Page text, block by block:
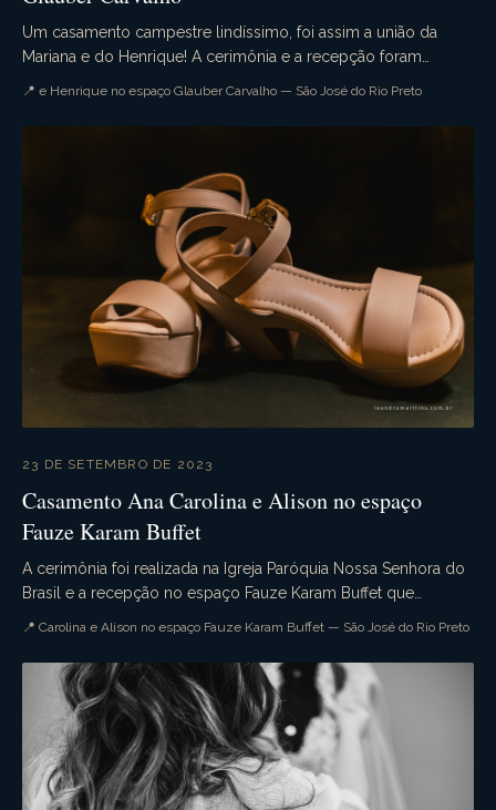
Um casamento campestre lindíssimo, foi assim a união da
Mariana e do Henrique! A cerimônia e a recepção foram
📍 e Henrique no espaço Glauber Carvalho — São José do Rio Preto
23 DE SETEMBRO DE 2023
Casamento Ana Carolina e Alison no espaço
Fauze Karam Buffet
A cerimônia foi realizada na Igreja Paróquia Nossa Senhora do
Brasil e a recepção no espaço Fauze Karam Buffet que
📍 Carolina e Alison no espaço Fauze Karam Buffet — São José do Rio Preto